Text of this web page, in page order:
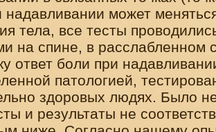
надавливании может
тела, все тесты
на спине, в расслабленном
ответ боли при
патологией,
здоровых людях. Было
и результаты не